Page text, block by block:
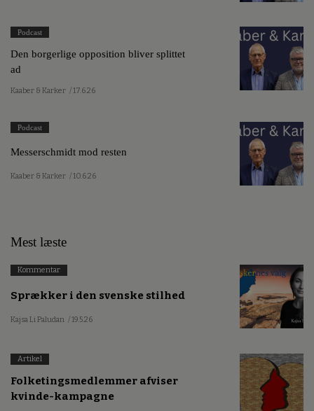
Podcast
Den borgerlige opposition bliver splittet
ad
Kaaber & Karker / 17.6.26
Podcast
Messerschmidt mod resten
Kaaber & Karker / 10.6.26
Mest læste
Kommentar
Sprækker i den svenske stilhed
Kajsa Li Paludan / 19.5.26
Artikel
Folketingsmedlemmer afviser
kvinde-kampagne